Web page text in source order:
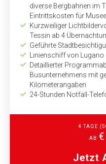
diverse Bergbahnen im
Eintrittskosten für
Kurzweiliger
Tessin ab 4
Geführte
Linienschiff von Lugano
Detaillierter
Bus­unternehmens mit
Kilometerangaben
24-Stunden Notfall-
4 TAGE
AB
Jetzt